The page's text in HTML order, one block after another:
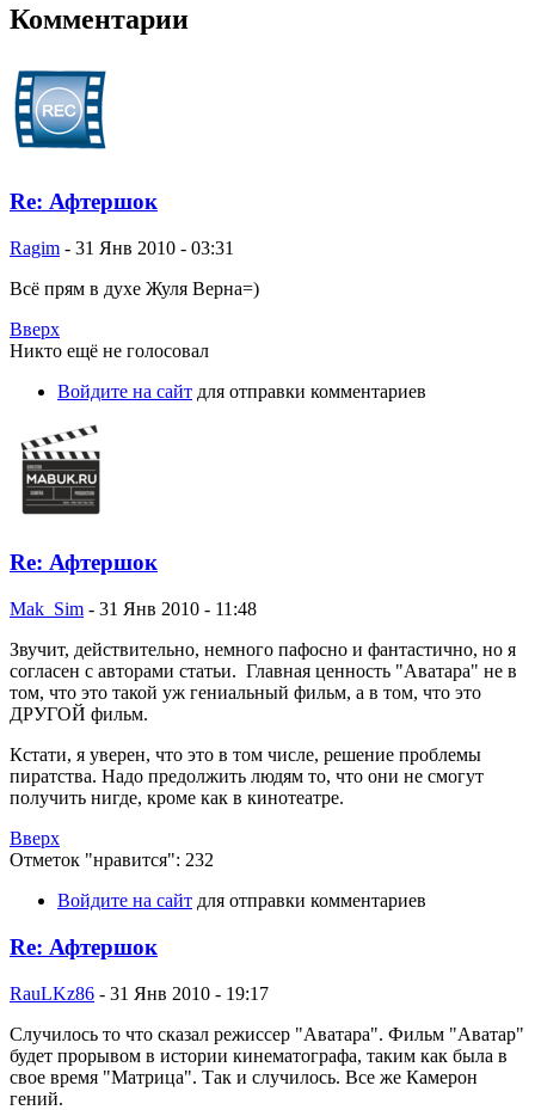
Комментарии
Re: Афтершок
Ragim - 31 Янв 2010 - 03:31
Всё прям в духе Жуля Верна=)
Вверх
Никто ещё не голосовал
Войдите на сайт для отправки комментариев
Re: Афтершок
Mak_Sim - 31 Янв 2010 - 11:48
Звучит, действительно, немного пафосно и фантастично, но я
согласен с авторами статьи. Главная ценность "Аватара" не в
том, что это такой уж гениальный фильм, а в том, что это
ДРУГОЙ фильм.
Кстати, я уверен, что это в том числе, решение проблемы
пиратства. Надо предолжить людям то, что они не смогут
получить нигде, кроме как в кинотеатре.
Вверх
Отметок "нравится": 232
Войдите на сайт для отправки комментариев
Re: Афтершок
RauLKz86 - 31 Янв 2010 - 19:17
Случилось то что сказал режиссер "Аватара". Фильм "Аватар"
будет прорывом в истории кинематографа, таким как была в
свое время "Матрица". Так и случилось. Все же Камерон
гений.